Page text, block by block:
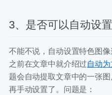
3、是否可以自动设
不能不说，自动设置特色图
之前在文章中就介绍过自动
题会自动提取文章中的一张
再手动设置了。问题是：